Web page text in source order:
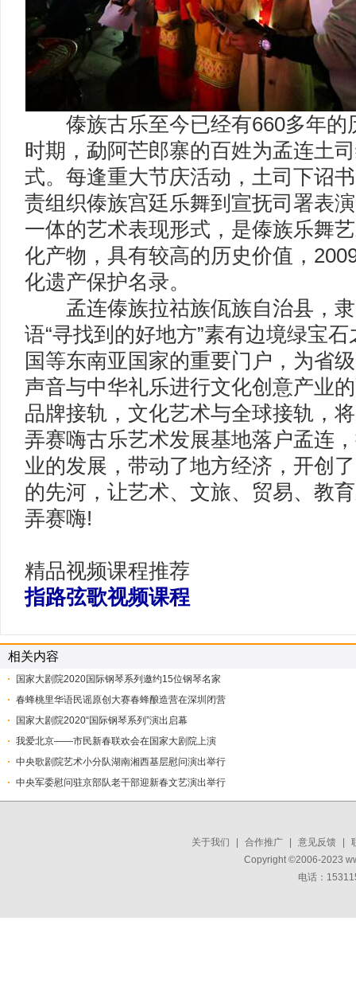
傣族古乐至今已经有660多年的
时期，勐阿芒郎寨的百姓为孟连土
式。每逢重大节庆活动，土司下诏
责组织傣族宫廷乐舞到宣抚司署表
一体的艺术表现形式，是傣族乐舞
化产物，具有较高的历史价值，
化遗产保护名录。
孟连傣族拉祜族佤族自治县，隶
语“寻找到的好地方”素有边境绿宝
国等东南亚国家的重要门户，为省
声音与中华礼乐进行文化创意产业
品牌接轨，文化艺术与全球接轨，
弄赛嗨古乐艺术发展基地落户孟连
业的发展，带动了地方经济，开创
的先河，让艺术、文旅、贸易、教
弄赛嗨!
精品视频课程推荐
指路弦歌视频课程
相关内容
​国家大剧院2020国际钢琴系列邀约15位钢琴名家
春蜂桃里华语民谣原创大赛春蜂酿造营在深圳闭营
国家大剧院2020“国际钢琴系列”演出启幕
我爱北京——市民新春联欢会在国家大剧院上演
中央歌剧院艺术小分队湖南湘西基层慰问演出举行
中央军委慰问驻京部队老干部迎新春文艺演出举行
关于我们 合作推广 意见反馈
Copyright ©2006-2023
电话：